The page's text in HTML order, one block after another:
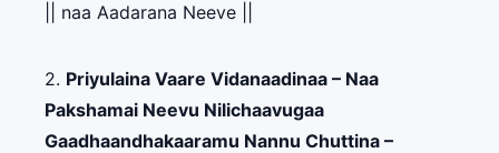
|| naa Aadarana Neeve ||
2. Priyulaina Vaare Vidanaadinaa – Naa
Pakshamai Neevu Nilichaavugaa
Gaadhaandhakaaramu Nannu Chuttina –